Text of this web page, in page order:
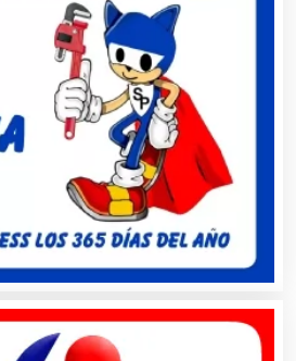
de Etiqueta